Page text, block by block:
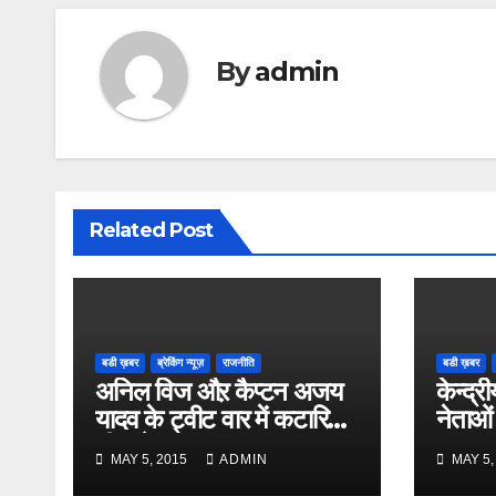
Byadmin
Related Post
बडी ख़बर ब्रेकिंग न्यूज़ राजनीति
अनिल विज औऱ कैप्टन अजय
यादव के ट्वीट वार में कटारिया
भी कूदे
MAY 5, 2015 ADMIN
बडी ख़बर
नेताओं
MAY